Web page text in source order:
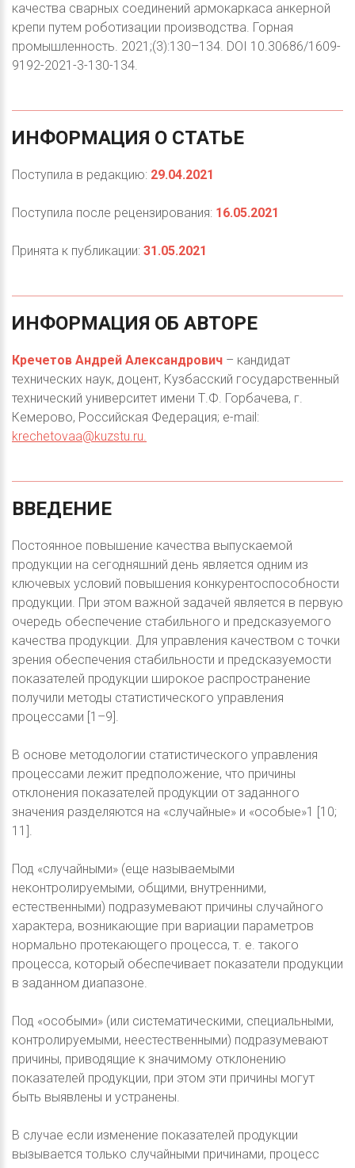
качества сварных соединений армокаркаса анкерной
крепи путем роботизации производства. Горная
промышленность. 2021;(3):130–134. DOI 10.30686/1609-
9192-2021-3-130-134.
ИНФОРМАЦИЯ О СТАТЬЕ
Поступила в редакцию: 29.04.2021
Поступила после рецензирования: 16.05.2021
Принята к публикации: 31.05.2021
ИНФОРМАЦИЯ ОБ АВТОРЕ
Кречетов Андрей Александрович – кандидат
технических наук, доцент, Кузбасский государственный
технический университет имени Т.Ф. Горбачева, г.
Кемерово, Российская Федерация; e-mail:
krechetovaa@kuzstu.ru.
ВВЕДЕНИЕ
Постоянное повышение качества выпускаемой
продукции на сегодняшний день является одним из
ключевых условий повышения конкурентоспособности
продукции. При этом важной задачей является в первую
очередь обеспечение стабильного и предсказуемого
качества продукции. Для управления качеством с точки
зрения обеспечения стабильности и предсказуемости
показателей продукции широкое распространение
получили методы статистического управления
процессами [1–9].
В основе методологии статистического управления
процессами лежит предположение, что причины
отклонения показателей продукции от заданного
значения разделяются на «случайные» и «особые»1 [10;
11].
Под «случайными» (еще называемыми
неконтролируемыми, общими, внутренними,
естественными) подразумевают причины случайного
характера, возникающие при вариации параметров
нормально протекающего процесса, т. е. такого
процесса, который обеспечивает показатели продукции
в заданном диапазоне.
Под «особыми» (или систематическими, специальными,
контролируемыми, неестественными) подразумевают
причины, приводящие к значимому отклонению
показателей продукции, при этом эти причины могут
быть выявлены и устранены.
В случае если изменение показателей продукции
вызывается только случайными причинами, процесс